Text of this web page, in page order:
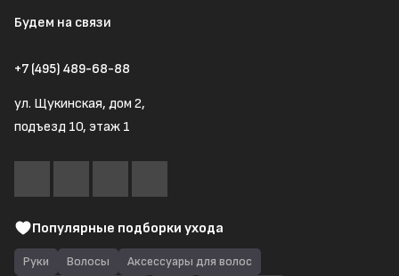
Будем на связи
+7 (495) 489-68-88
ул. Щукинская, дом 2,
подъезд 10, этаж 1
Популярные подборки ухода
Руки Волосы Аксессуары для волос